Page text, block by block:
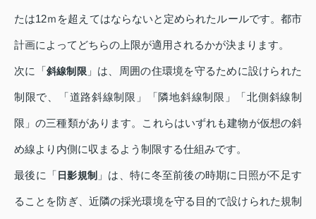
たは12ｍを超えてはならないと定められたルールです。都市
計画によってどちらの上限が適用されるかが決まります。
次に「斜線制限 」は、周囲の住環境を守るために設けられた
制限で、「道路斜線制限」「隣地斜線制限」「北側斜線制
限」の三種類があります。これらはいずれも建物が仮想の斜
め線より内側に収まるよう制限する仕組みです。
最後に「 日影規制 」は、特に冬至前後の時期に日照が不足す
ることを防ぎ、近隣の採光環境を守る目的で設けられた規制